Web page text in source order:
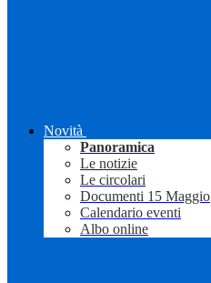
Novità
Panoramica
Le notizie
Le circolari
Documenti 15 Maggio
Calendario eventi
Albo online